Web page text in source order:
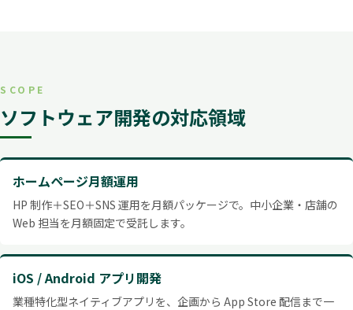
SCOPE
ソフトウェア開発の対応領域
ホームページ月額運用
HP 制作＋SEO＋SNS 運用を月額パッケージで。中小企業・店舗の
Web 担当を月額固定で受託します。
iOS / Android アプリ開発
業種特化型ネイティブアプリを、企画から App Store 配信まで一